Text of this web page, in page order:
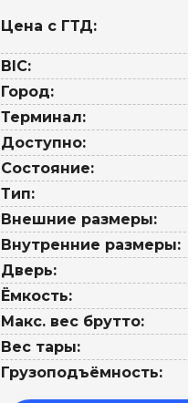
Цена с ГТД:
BIC:
Город:
Терминал:
Доступно:
Состояние:
Тип:
Внешние размеры:
Внутренние размеры:
Дверь:
Ёмкость:
Макс. вес брутто:
Вес тары:
Грузоподъёмность: